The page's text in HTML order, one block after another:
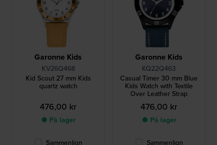
Garonne Kids
KV26Q468
Kid Scout 27 mm Kids
quartz watch
476,00 kr
● På lager
Garonne Kids
KQ22Q463
Casual Timer 30 mm Blue
Kids Watch with Textile
Over Leather Strap
476,00 kr
● På lager